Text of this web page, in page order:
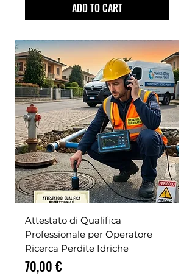
ADD TO CART
Attestato di Qualifica
Professionale per Operatore
Ricerca Perdite Idriche
Prezzo
70,00 €